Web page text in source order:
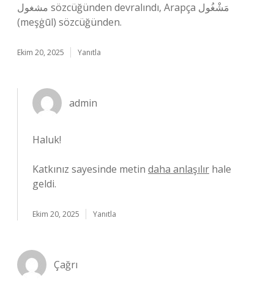
مشغول‎ sözcüğünden devralındı, Arapça مَشْغُول‎
(meşġūl) sözcüğünden.
Ekim 20, 2025 Yanıtla
admin
Haluk!
Katkınız sayesinde metin daha anlaşılır hale
geldi.
Ekim 20, 2025 Yanıtla
Çağrı